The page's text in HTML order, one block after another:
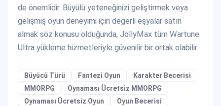
de önemlidir. Büyülü yeteneğinizi geliştirmek veya
gelişmiş oyun deneyimi için değerli eşyalar satın
almak söz konusu olduğunda, JollyMax tüm Wartune
Ultra yükleme hizmetleriyle güvenilir bir ortak olabilir.
Büyücü Türü Fantezi Oyun
Karakter Becerisi
MMORPG
Oynaması Ücretsiz MMORPG
Oynaması Ücretsiz Oyun
Oyun Becerisi